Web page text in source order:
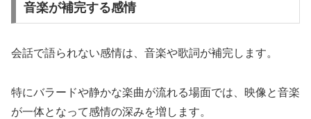
音楽が補完する感情
会話で語られない感情は、音楽や歌詞が補完します。
特にバラードや静かな楽曲が流れる場面では、映像と音楽
が一体となって感情の深みを増します。